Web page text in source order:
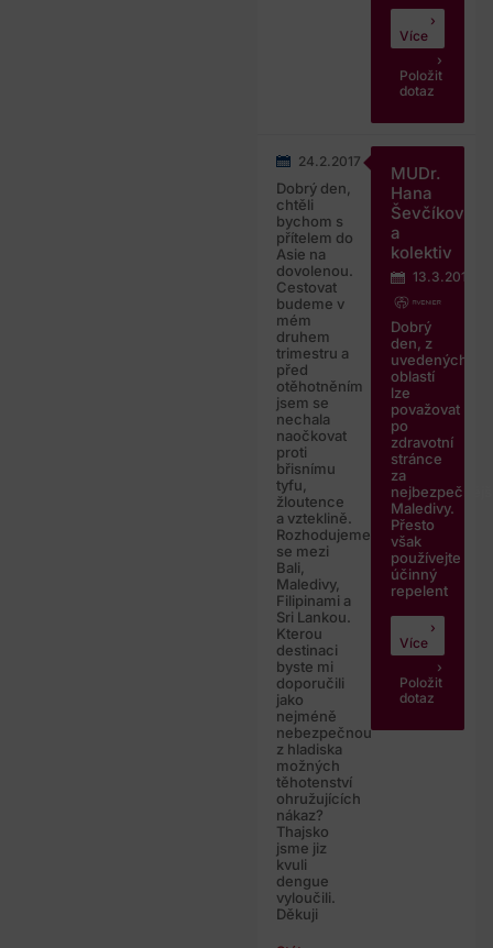
Více
Položit
dotaz
24.2.2017
Dobrý den,
chtěli
bychom s
přítelem do
Asie na
dovolenou.
Cestovat
budeme v
mém
druhem
trimestru a
před
otěhotněním
jsem se
nechala
naočkovat
proti
břisnímu
tyfu,
žloutence
a vzteklině.
Rozhodujeme
se mezi
Bali,
Maledivy,
Filipinami a
Sri Lankou.
Kterou
destinaci
byste mi
doporučili
jako
nejméně
nebezpečnou
z hladiska
možných
těhotenství
ohružujících
nákaz?
Thajsko
jsme jiz
kvuli
dengue
vyloučili.
Děkuji
MUDr.
Hana
Ševčíková
a
kolektiv
13.3.2017
Dobrý
den, z
uvedených
oblastí
lze
považovat
po
zdravotní
stránce
za
Maledivy.
Přesto
však
používejte
účinný
repelent
Více
Položit
dotaz